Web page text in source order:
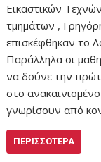
Εικαστικών
τμημάτων ,
επισκέφθηκαν το
Παράλληλα οι
να δούνε την
στο
γνωρίσουν από
ΠΕΡΙΣΣΌΤΕΡΑ